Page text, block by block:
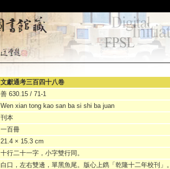
文獻通考三百四十八卷
善 630.15 / 71-1
Wen xian tong kao san ba si shi ba juan
刊本
一百冊
21.4 × 15.3 cm
十行二十一字，小字雙行同。
白口，左右雙邊，單黑魚尾。版心上鐫「乾隆十二年校刊」。